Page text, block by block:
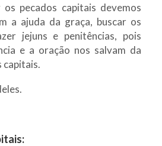
pecados capitais devemos
a ajuda da graça, buscar os
jejuns e penitências, pois
e a oração nos salvam da
capitais.